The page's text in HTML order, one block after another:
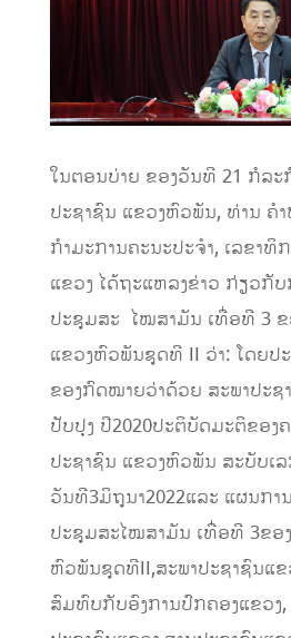
ໃນຕອນບ່າຍ ຂອງວັນທີ 21 ກໍລະ
ປະຊາຊົນ ແຂວງຫົວພັນ, ທ່ານ ຄ
ກຳມະການຄະນະປະຈຳ, ເລຂາທິ
ແຂວງ ໄດ້ຖະແຫລງຂ່າວ ກ່ຽວກັບ
ປະຊຸມສະ ໄໝສາມັນ ເທື່ອທີ 3 ຂ
ແຂວງຫົວພັນຊຸດທີ II ວ່າ: ໂດຍປ
ຂອງກົດໝາຍວ່າດ້ວຍ ສະພາປະຊ
ປັບປຸງ ປີ2020ປະຕິບັດມະຕິຂອງ
ປະຊາຊົນ ແຂວງຫົວພັນ ສະບັບເ
ວັນທີ3ມິຖຸນາ2022ແລະ ແຜນກາ
ປະຊຸມສະໄໝສາມັນ ເທື່ອທີ 3ຂອ
ຫົວພັນຊຸດທີII,ສະພາປະຊາຊົນແ
ສົມທົບກັບອົງການປົກຄອງແຂວງ,